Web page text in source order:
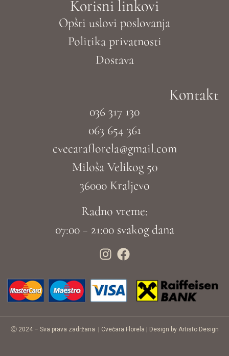
Korisni linkovi
Opšti uslovi poslovanja
Politika privatnosti
Dostava
Kontakt
036 317 130
063 654 361
cvecaraflorela@gmail.com
Miloša Velikog 50
36000 Kraljevo
Radno vreme:
07:00 – 21:00 svakog dana
Ⓒ 2024 – Sva prava zadržana | Cvećara Florela Design by Artisto Design